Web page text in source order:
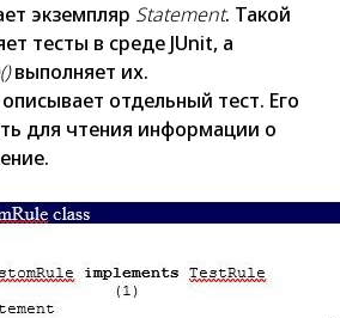
экземпляр Statement. Такой
тесты в среде JUnit, а
выполняет их.
описывает отдельный тест. Его
для чтения информации о